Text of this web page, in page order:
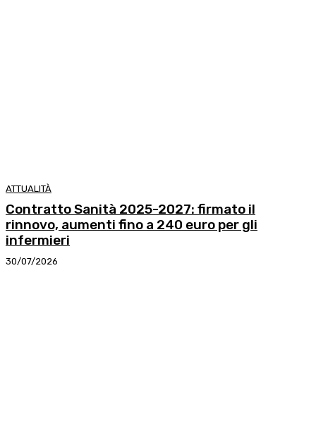
ATTUALITÀ
Contratto Sanità 2025-2027: firmato il
rinnovo, aumenti fino a 240 euro per gli
infermieri
30/07/2026